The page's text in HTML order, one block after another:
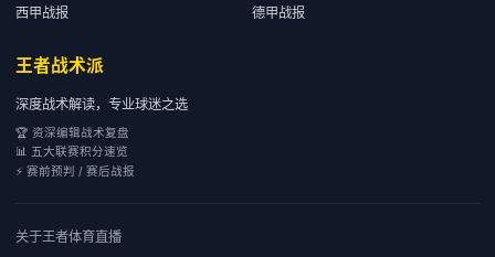
西甲战报
德甲战报
王者战术派
深度战术解读，专业球迷之选
🏆 资深编辑战术复盘
📊 五大联赛积分速览
⚡ 赛前预判 / 赛后战报
关于王者体育直播